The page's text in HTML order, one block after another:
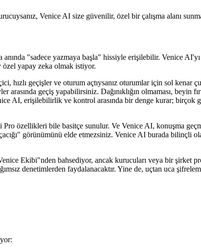
Venice AI size güvenilir, özel bir çalışma alanı
"sadece yazmaya başla" hissiyle erişilebilir. Venice
yapay zeka olmak istiyor.
hızlı geçişler ve oturum açtıysanız oturumlar için sol
geçiş yapabilirsiniz. Dağınıklığın olmaması, beyin
AI, erişilebilirlik ve kontrol arasında bir denge kurar; birçok
özellikleri bile basitçe sunulur. Ve Venice AI, konuşma
görünümünü elde etmezsiniz. Venice AI burada bilinçli
Ekibi"nden bahsediyor, ancak kurucuları veya bir şirket
denetimlerden faydalanacaktır. Yine de, uçtan uca